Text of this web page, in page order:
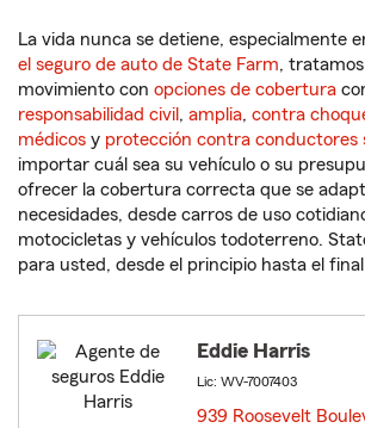
La vida nunca se detiene, especialmente
el seguro de auto de State Farm,
movimiento con opciones de cobertura
responsabilidad civil , amplia, contra
médicos y protección contra conductores
importar cuál sea su vehículo o su
ofrecer la cobertura correcta que se
necesidades, desde carros de uso
motocicletas y vehículos todoterreno.
para usted, desde el principio hasta el
Eddie Harris
Lic: WV-7007403
939 Roosevelt